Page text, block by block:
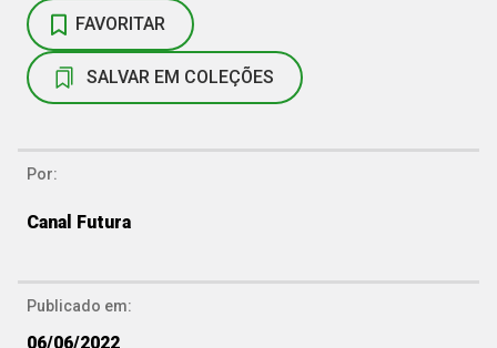
FAVORITAR
SALVAR EM COLEÇÕES
Por:
Canal Futura
Publicado em:
06/06/2022